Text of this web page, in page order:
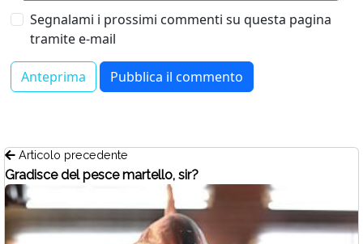
Segnalami i prossimi commenti su questa pagina
tramite e-mail
Articolo precedente
Gradisce del pesce martello, sir?